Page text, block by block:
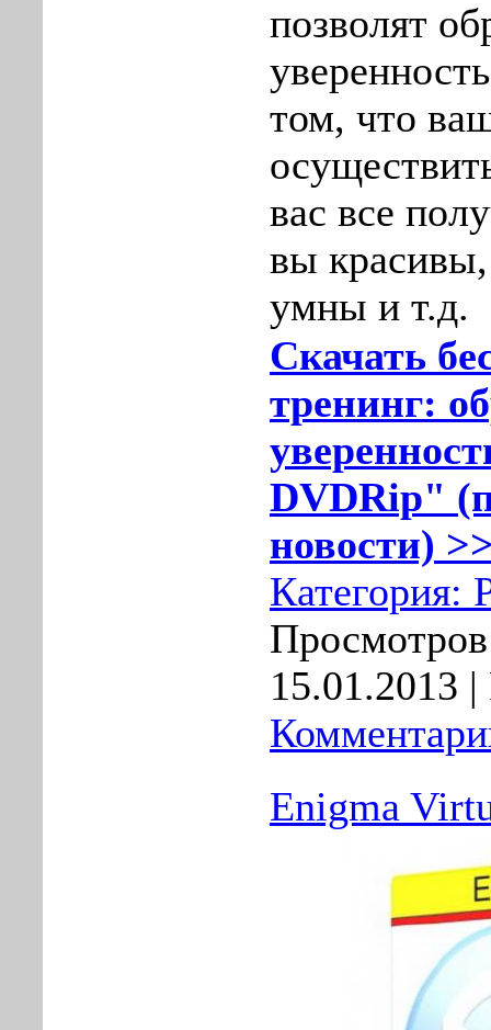
позволят
том, что
вас все
вы
умны и т.д.
Скачать
тренинг:
DVDRip"
новости)
Категория:
15.01.2013 |
Enigma